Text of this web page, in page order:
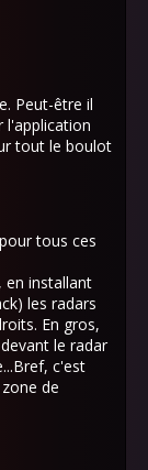
Peut-être il
l'application
tout le boulot
tous ces
en installant
les radars
En gros,
le radar
c'est
de